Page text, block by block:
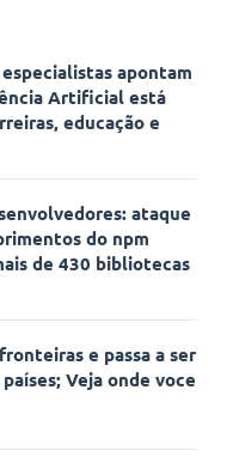
apontam
Artificial está
educação e
ataque
do npm
de 430 bibliotecas
e passa a ser
Veja onde voce